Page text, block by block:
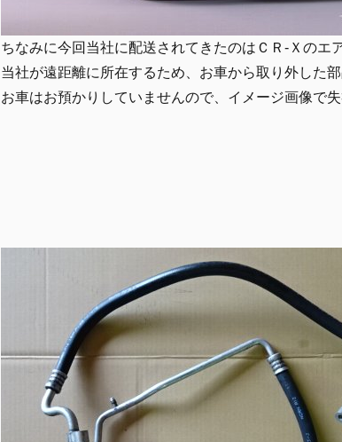
ちなみに今回当社に配送されてきたのはＣＲ-Ｘのエ
当社が遠距離に所在するため、お車から取り外した
お車はお預かりしていませんので、イメージ画像で